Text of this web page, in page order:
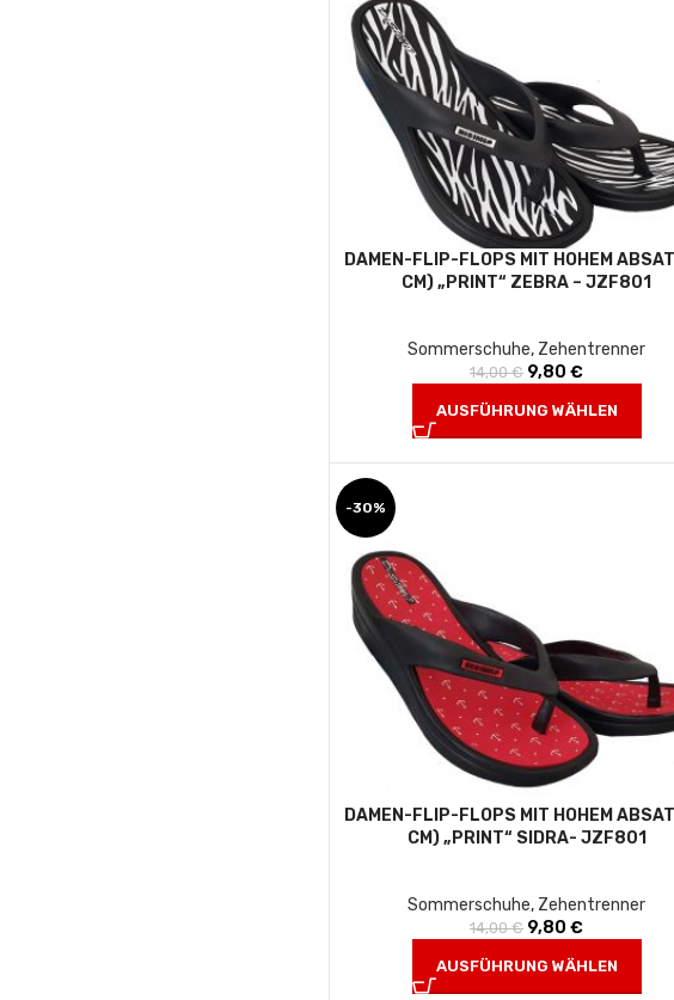
DAMEN-FLIP-FLOPS MIT HOHEM
CM) „PRINT“ ZEBRA – JZF801
Sommerschuhe, Zehentrenner
14,00€ Ursprünglicher
9,80€
AUSFÜHRUNG WÄHLEN
-30%
DAMEN-FLIP-FLOPS MIT HOHEM
CM) „PRINT“ SIDRA- JZF801
Sommerschuhe, Zehentrenner
14,00€ Ursprünglicher
9,80€
AUSFÜHRUNG WÄHLEN